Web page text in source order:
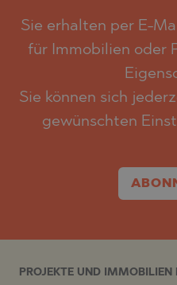
Sie erhalten per E-
für Immobilien oder
Sie können sich
gewünschten
PROJEKTE UND IMMOBILIEN